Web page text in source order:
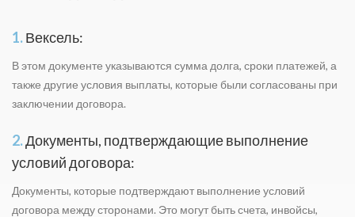
1.Вексель:
В этом документе указываются сумма долга, сроки платежей, а
также другие условия выплаты, которые были согласованы при
заключении договора.
2.Документы, подтверждающие выполнение
условий договора:
Документы, которые подтверждают выполнение условий
договора между сторонами. Это могут быть счета, инвойсы,